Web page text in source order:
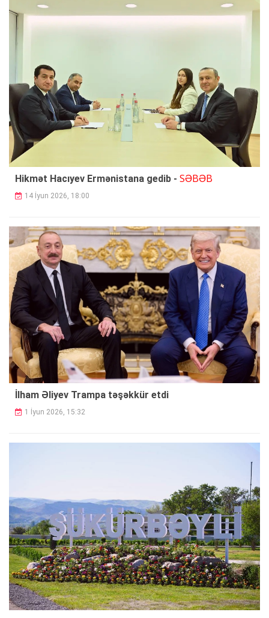
Hikmət Hacıyev Ermənistana gedib - SƏBƏB
14 İyun 2026, 18:00
İlham Əliyev Trampa təşəkkür etdi
1 İyun 2026, 15:32